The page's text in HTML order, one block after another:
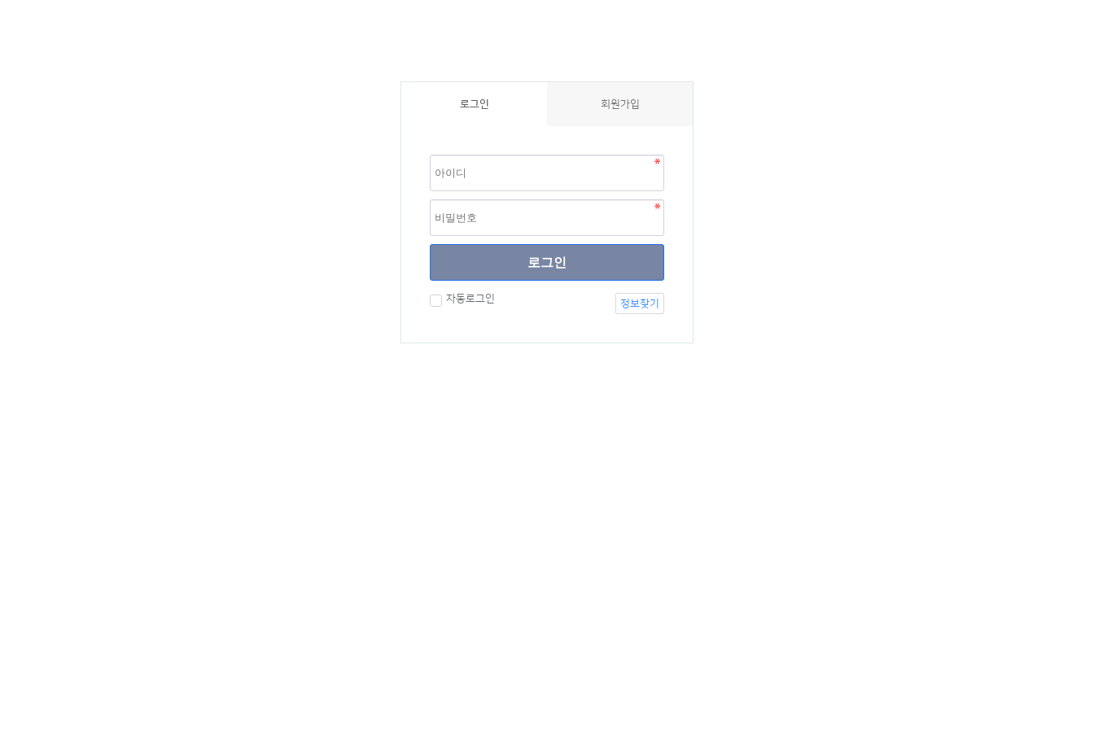
로그인 회원가입
로그인
자동로그인 정보찾기